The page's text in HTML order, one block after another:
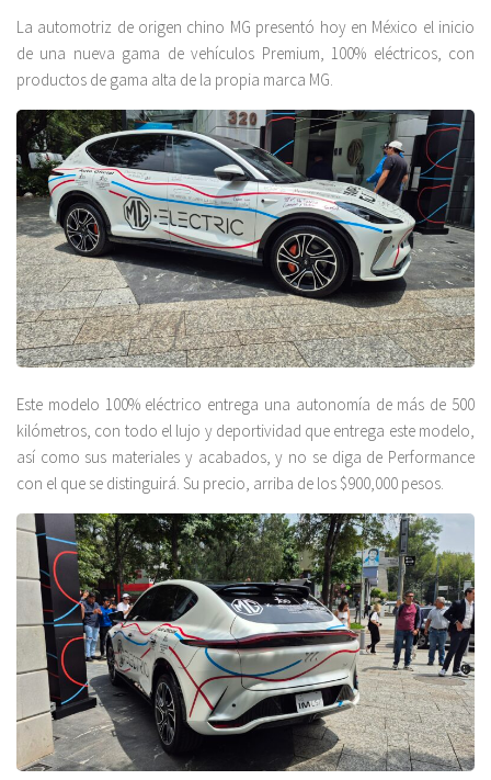
La automotriz de origen chino MG presentó hoy en México el inicio
de una nueva gama de vehículos Premium, 100% eléctricos, con
productos de gama alta de la propia marca MG.
Este modelo 100% eléctrico entrega una autonomía de más de 500
kilómetros, con todo el lujo y deportividad que entrega este modelo,
así como sus materiales y acabados, y no se diga de Performance
con el que se distinguirá. Su precio, arriba de los $900,000 pesos.